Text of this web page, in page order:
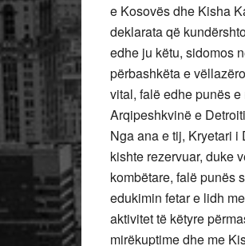
e Kosovës dhe Kisha
deklarata që
edhe ju këtu, sidomos
përbashkëta e
vital, falë edhe punës
Arqipeshkvinë e
Nga ana e tij, Kryetari
kishte rezervuar, duke
kombëtare, falë punës
edukimin fetar e lidh
aktivitet të këtyre
mirëkuptime dhe me